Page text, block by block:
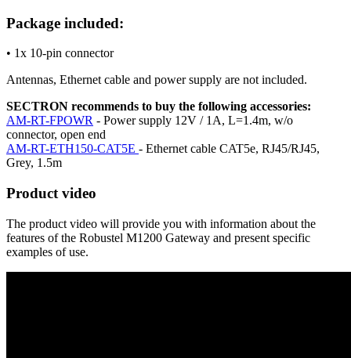
Package included:
• 1x 10-pin connector
Antennas, Ethernet cable and power supply are not included.
SECTRON recommends to buy the following accessories:
AM-RT-FPOWR - Power supply 12V / 1A, L=1.4m, w/o
connector, open end
AM-RT-ETH150-CAT5E - Ethernet cable CAT5e, RJ45/RJ45,
Grey, 1.5m
Product video
The product video will provide you with information about the
features of the Robustel M1200 Gateway and present specific
examples of use.